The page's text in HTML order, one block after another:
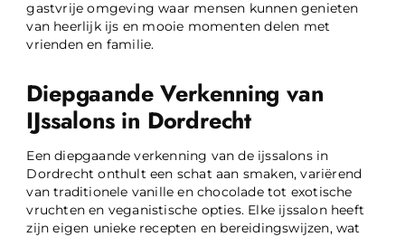
gastvrije omgeving waar mensen kunnen genieten
van heerlijk ijs en mooie momenten delen met
vrienden en familie.
Diepgaande Verkenning van
IJssalons in Dordrecht
Een diepgaande verkenning van de ijssalons in
Dordrecht onthult een schat aan smaken, variërend
van traditionele vanille en chocolade tot exotische
vruchten en veganistische opties. Elke ijssalon heeft
zijn eigen unieke recepten en bereidingswijzen, wat